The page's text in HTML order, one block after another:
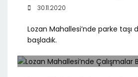
30.11.2020
Lozan Mahallesi’nde parke taşı
başladık.